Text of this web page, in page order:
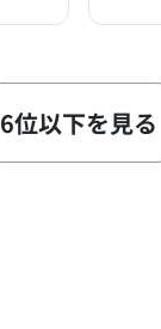
6位以下を見る